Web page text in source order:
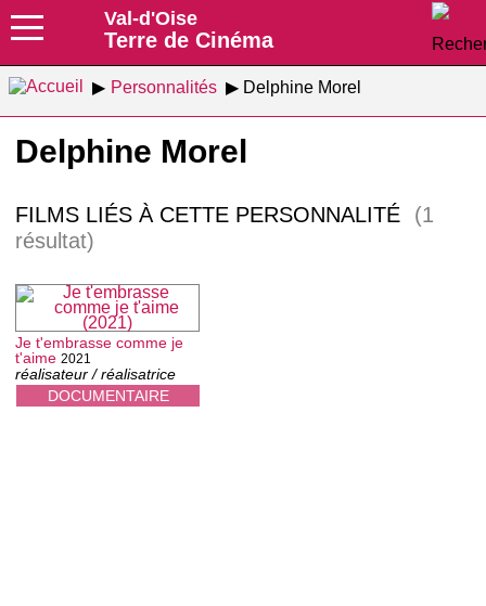
Val-d'Oise
Terre de Cinéma
Personnalités Delphine Morel
Delphine Morel
FILMS LIÉS À CETTE PERSONNALITÉ
(1
résultat)
DOCUMENTAIRE
Je t'embrasse comme je
t'aime 2021
réalisateur / réalisatrice